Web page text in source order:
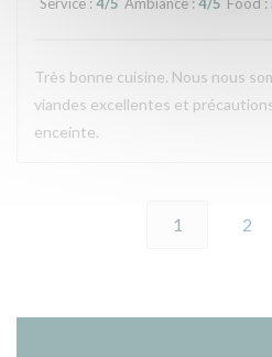
Très bonne cuisine. Nous nous
viandes excellentes et
enceinte.
1 2